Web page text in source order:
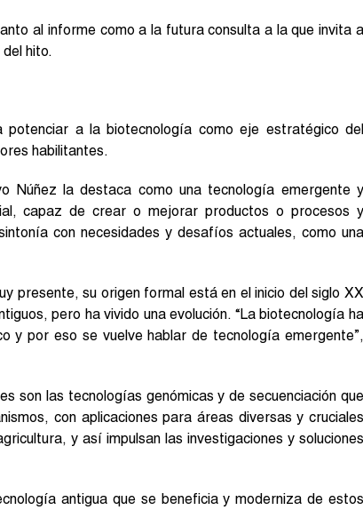
al informe como a la futura consulta a la que invita a
hito.
a la biotecnología como eje estratégico del
habilitantes.
Núñez la destaca como una tecnología emergente y
capaz de crear o mejorar productos o procesos y
con necesidades y desafíos actuales, como una
presente, su origen formal está en el inicio del siglo XX
pero ha vivido una evolución. “La biotecnología ha
y por eso se vuelve hablar de tecnología emergente”,
son las tecnologías genómicas y de secuenciación que
con aplicaciones para áreas diversas y cruciales
y así impulsan las investigaciones y soluciones
antigua que se beneficia y moderniza de estos